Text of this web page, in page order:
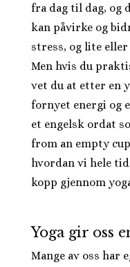
fra dag til dag, og
kan påvirke og
stress, og lite
Men hvis du
vet du at etter en
fornyet energi og
et engelsk ordat
from an empty
hvordan vi hele
kopp gjennom
Yoga gir oss
Mange av oss har